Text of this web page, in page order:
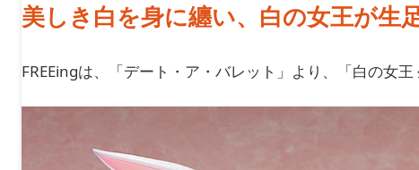
美しき白を身に纏い、白の女王が生
FREEingは、「デート・ア・バレット」より、「白の女